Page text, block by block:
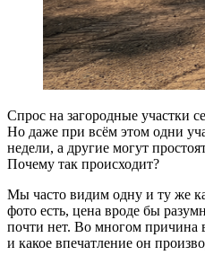
Спрос на загородные участки
Но даже при всём этом одни
недели, а другие могут
Почему так происходит?
Мы часто видим одну и ту же
фото есть, цена вроде бы
почти нет. Во многом причина
и какое впечатление он